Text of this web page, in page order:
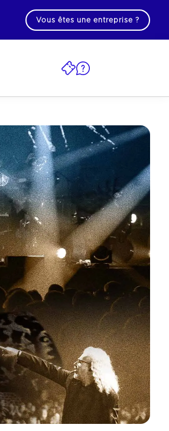
Vous êtes une entreprise ?